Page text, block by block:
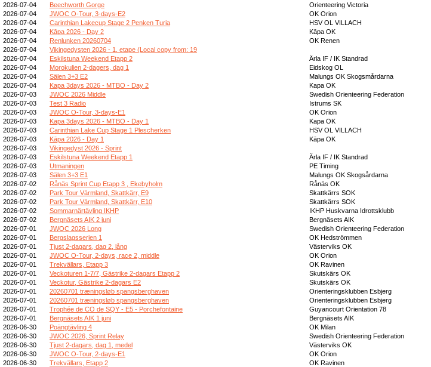
2026-07-04
Beechworth Gorge
Orienteering Victoria
2026-07-04
JWOC O-Tour, 3-days-E2
OK Orion
2026-07-04
Carinthian Lakecup Stage 2 Penken Turia
HSV OL VILLACH
2026-07-04
Kāpa 2026 - Day 2
Kāpa OK
2026-07-04
Renlunken 20260704
OK Renen
2026-07-04
Vikingedysten 2026 - 1. etape (Local copy from: 19
2026-07-04
Eskilstuna Weekend Etapp 2
Ärla IF / IK Standrad
2026-07-04
Morokulien 2-dagers, dag 1
Eidskog OL
2026-07-04
Sälen 3+3 E2
Malungs OK Skogsmårdarna
2026-07-04
Kapa 3days 2026 - MTBO - Day 2
Kapa OK
2026-07-03
JWOC 2026 Middle
Swedish Orienteering Federation
2026-07-03
Test 3 Radio
Istrums SK
2026-07-03
JWOC O-Tour, 3-days-E1
OK Orion
2026-07-03
Kapa 3days 2026 - MTBO - Day 1
Kapa OK
2026-07-03
Carinthian Lake Cup Stage 1 Plescherken
HSV OL VILLACH
2026-07-03
Kāpa 2026 - Day 1
Kāpa OK
2026-07-03
Vikingedyst 2026 - Sprint
2026-07-03
Eskilstuna Weekend Etapp 1
Ärla IF / IK Standrad
2026-07-03
Utmaningen
PE Timing
2026-07-03
Sälen 3+3 E1
Malungs OK Skogsårdarna
2026-07-02
Rånäs Sprint Cup Etapp 3 , Ekebyholm
Rånäs OK
2026-07-02
Park Tour Värmland, Skattkärr, E9
Skattkärrs SOK
2026-07-02
Park Tour Värmland, Skattkärr, E10
Skattkärrs SOK
2026-07-02
Sommarnärtävling IKHP
IKHP Huskvarna Idrottsklubb
2026-07-02
Bergnäsets AIK 2 juni
Bergnäsets AIK
2026-07-01
JWOC 2026 Long
Swedish Orienteering Federation
2026-07-01
Bergslagsserien 1
OK Hedströmmen
2026-07-01
Tjust 2-dagars, dag 2, lång
Västerviks OK
2026-07-01
JWOC O-Tour, 2-days, race 2, middle
OK Orion
2026-07-01
Trekvällars, Etapp 3
OK Ravinen
2026-07-01
Veckoturen 1-7/7, Gästrike 2-dagars Etapp 2
Skutskärs OK
2026-07-01
Veckotur, Gästrike 2-dagars E2
Skutskärs OK
2026-07-01
20260701 træningsløb spangsberghaven
Orienteringsklubben Esbjerg
2026-07-01
20260701 træningsløb spangsberghaven
Orienteringsklubben Esbjerg
2026-07-01
Trophée de CO de SQY - E5 - Porchefontaine
Guyancourt Orientation 78
2026-07-01
Bergnäsets AIK 1 juni
Bergnäsets AIK
2026-06-30
Poängtävling 4
OK Milan
2026-06-30
JWOC 2026, Sprint Relay
Swedish Orienteering Federation
2026-06-30
Tjust 2-dagars, dag 1, medel
Västerviks OK
2026-06-30
JWOC O-Tour, 2-days-E1
OK Orion
2026-06-30
Trekvällars, Etapp 2 OK Ravinen